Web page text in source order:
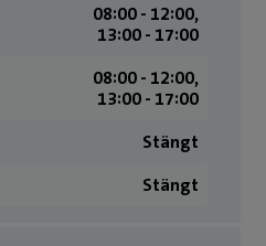
08:00 ­- 12:00,
13:00 ­- 17:00
08:00 ­- 12:00,
13:00 ­- 17:00
Stängt
Stängt